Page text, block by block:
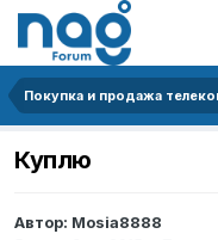
Куплю
Автор: Mosia8888